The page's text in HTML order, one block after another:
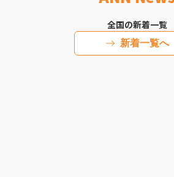
全国の新着一覧
新着一覧へ